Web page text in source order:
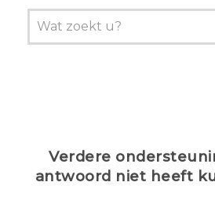
Verdere
antwoord niet heeft